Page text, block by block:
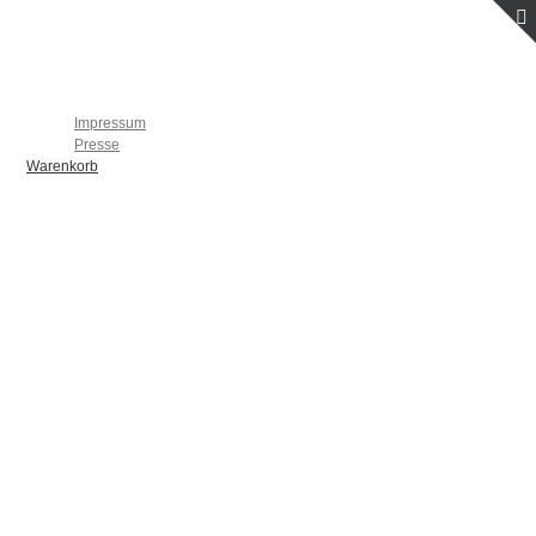
Impressum
Presse
Warenkorb